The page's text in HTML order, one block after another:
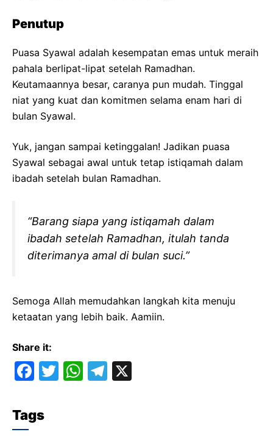
Penutup
Puasa Syawal adalah kesempatan emas untuk meraih
pahala berlipat-lipat setelah Ramadhan.
Keutamaannya besar, caranya pun mudah. Tinggal
niat yang kuat dan komitmen selama enam hari di
bulan Syawal.
Yuk, jangan sampai ketinggalan! Jadikan puasa
Syawal sebagai awal untuk tetap istiqamah dalam
ibadah setelah bulan Ramadhan.
“Barang siapa yang istiqamah dalam
ibadah setelah Ramadhan, itulah tanda
diterimanya amal di bulan suci.”
Semoga Allah memudahkan langkah kita menuju
ketaatan yang lebih baik. Aamiin.
Share it:
F
c
e
T
W T
Tags